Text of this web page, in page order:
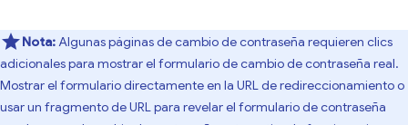
Nota:Algunas páginas de cambio de contraseña requieren clics
adicionales para mostrar el formulario de cambio de contraseña real.
Mostrar el formulario directamente en la URL de redireccionamiento o
usar un fragmento de URL para revelar el formulario de contraseña